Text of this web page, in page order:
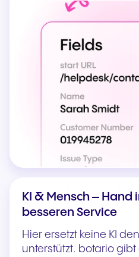
KI & Mensch – Hand
besseren Service
Hier ersetzt keine KI
unterstützt. botario